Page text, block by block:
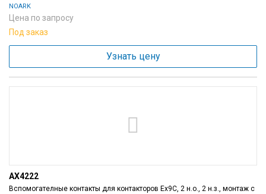
NOARK
Цена по запросу
Под заказ
Узнать цену
AX4222
Вспомогателные контакты для контакторов Ex9C, 2 н.о., 2 н.з., монтаж с